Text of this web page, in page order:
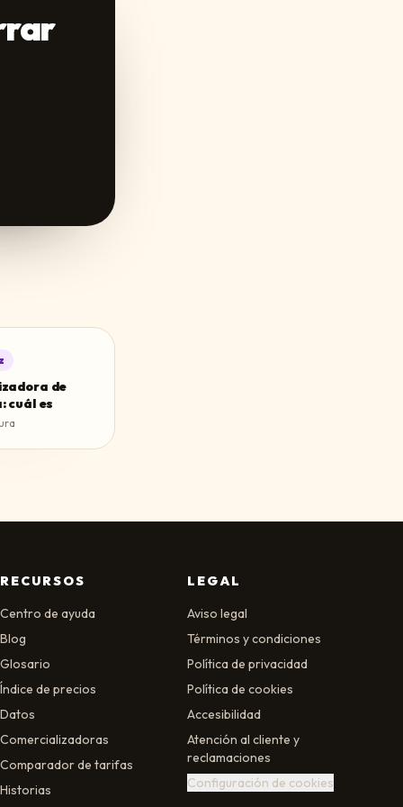
de
cuál es
RECURSOS
Centro de ayuda
Blog
Glosario
Índice de precios
Datos
Comercializadoras
Comparador de tarifas
Historias
LEGAL
Aviso legal
Términos y condiciones
Política de privacidad
Política de cookies
Accesibilidad
Atención al cliente y
reclamaciones
Configuración de cookies